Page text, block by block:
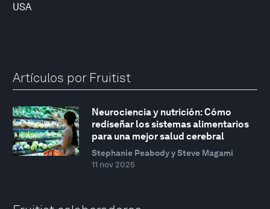
USA
Artículos por Fruitist
Neurociencia y nutrición: Cómo
rediseñar los sistemas alimentarios
para una mejor salud cerebral
Stephanie Peabody y Steve Magami
11 nov 2025